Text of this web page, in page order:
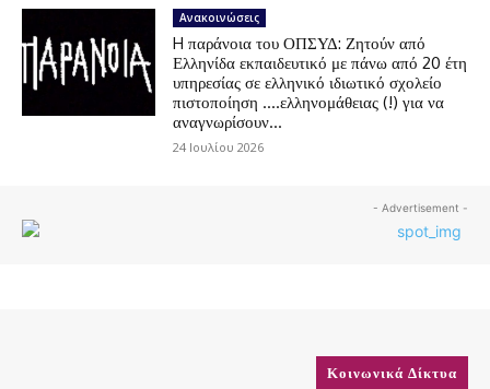
Ανακοινώσεις
H παράνοια του ΟΠΣΥΔ: Ζητούν από
Ελληνίδα εκπαιδευτικό με πάνω από 20 έτη
υπηρεσίας σε ελληνικό ιδιωτικό σχολείο
πιστοποίηση ….ελληνομάθειας (!) για να
αναγνωρίσουν...
24 Ιουλίου 2026
- Advertisement -
Κοινωνικά Δίκτυα